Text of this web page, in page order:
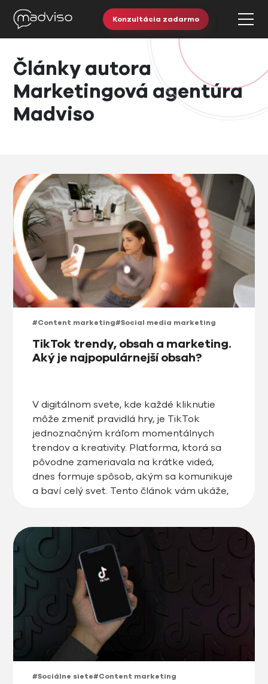
Konzultácia zadarmo
Články autora
Marketingová agentúra
Madviso
#Content marketing#Social media marketing
TikTok trendy, obsah a marketing.
Aký je najpopulárnejší obsah?
V digitálnom svete, kde každé kliknutie
môže zmeniť pravidlá hry, je TikTok
jednoznačným kráľom momentálnych
trendov a kreativity. Platforma, ktorá sa
pôvodne zameriavala na krátke videá,
dnes formuje spôsob, akým sa komunikuje
a baví celý svet. Tento článok vám ukáže,
aké taktiky sú najúspešnejšie […]
#Sociálne siete#Content marketing